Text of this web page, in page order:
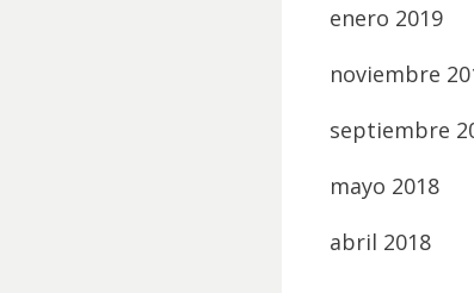
enero 2019
noviembre
septiembre
mayo 2018
abril 2018